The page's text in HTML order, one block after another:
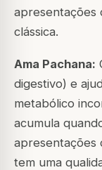
apresentações
clássica.
Ama Pachana:
digestivo) e
metabólico
acumula
apresentações
tem uma